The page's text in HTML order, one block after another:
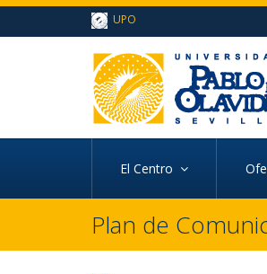
Ir al contenido principal de la página (alt +
Ir a la cabecera de la página (alt + c)
Ir al pie de la página (alt + p)
Ir al menú principal (alt + u)
UPO
El Centro
Plan de